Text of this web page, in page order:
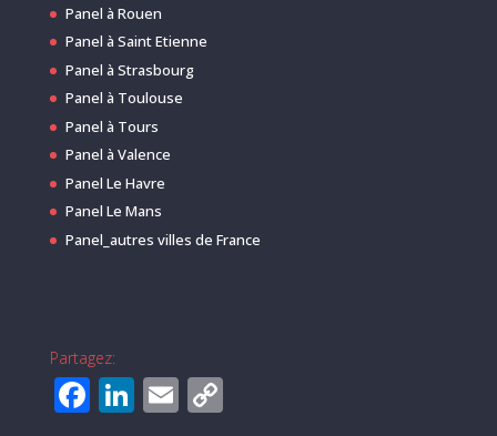
Panel à Rouen
Panel à Saint Etienne
Panel à Strasbourg
Panel à Toulouse
Panel à Tours
Panel à Valence
Panel Le Havre
Panel Le Mans
Panel_autres villes de France
Partagez:
F Li E C